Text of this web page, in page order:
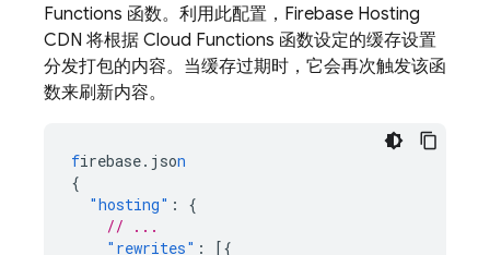
Functions 函数。利用此配置， Firebase Hosting
CDN 将根据 Cloud Functions 函数设定的缓存设置
分发打包的内容。当缓存过期时，它会再次触发该函
数来刷新内容。
firebase.json
{
"hosting" :
{
// ...
"rewrites" :
[{